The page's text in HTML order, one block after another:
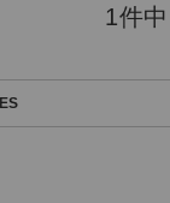
について
1件中